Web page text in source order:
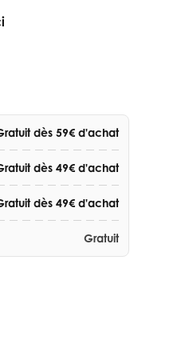
dès 59€ d'achat
dès 49€ d'achat
dès 49€ d'achat
Gratuit